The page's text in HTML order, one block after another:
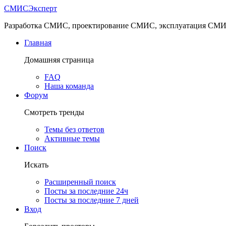
СМИСЭксперт
Разработка СМИС, проектирование СМИС, эксплуатация
Главная
Домашняя страница
FAQ
Наша команда
Форум
Смотреть тренды
Темы без ответов
Активные темы
Поиск
Искать
Расширенный поиск
Посты за последние 24ч
Посты за последние 7 дней
Вход